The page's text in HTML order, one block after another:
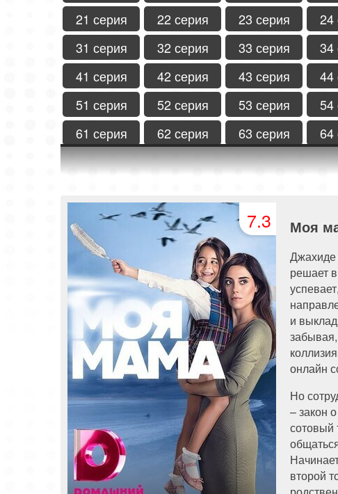
21 серия
22 серия 23 серия 24
31 серия
32 серия 33 серия 34
41 серия
42 серия 43 серия 44
51 серия
52 серия 53 серия 54
61 серия
62 серия 63 серия 64
71 серия
72 серия 73 серия 74
7.3 Моя
Джахиде
решает
и
онлайн
Но
– закон
сотовый
второй